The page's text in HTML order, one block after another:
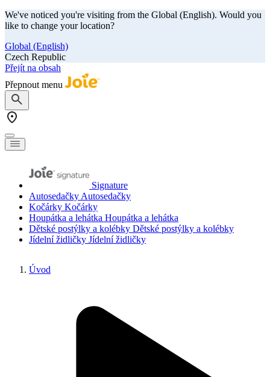
We've noticed you're visiting from the Global (English). Would you
like to change your location?
Global (English)
Czech Republic
Přejít na obsah
Přepnout menu
Signature
Autosedačky Autosedačky
Kočárky Kočárky
Houpátka a lehátka Houpátka a lehátka
Dětské postýlky a kolébky Dětské postýlky a kolébky
Jídelní židličky Jídelní židličky
Úvod